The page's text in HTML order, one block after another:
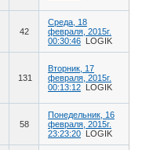
42
Среда, 18
февраля, 2015г.
00:30:46 LOGIK
131
Вторник, 17
февраля, 2015г.
00:13:12 LOGIK
58
Понедельник, 16
февраля, 2015г.
23:23:20 LOGIK